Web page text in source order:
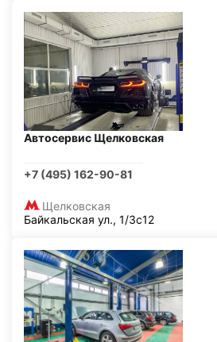
Автосервис Щелковская
+7 (495) 162-90-81
Щелковская
Байкальская ул., 1/3с12